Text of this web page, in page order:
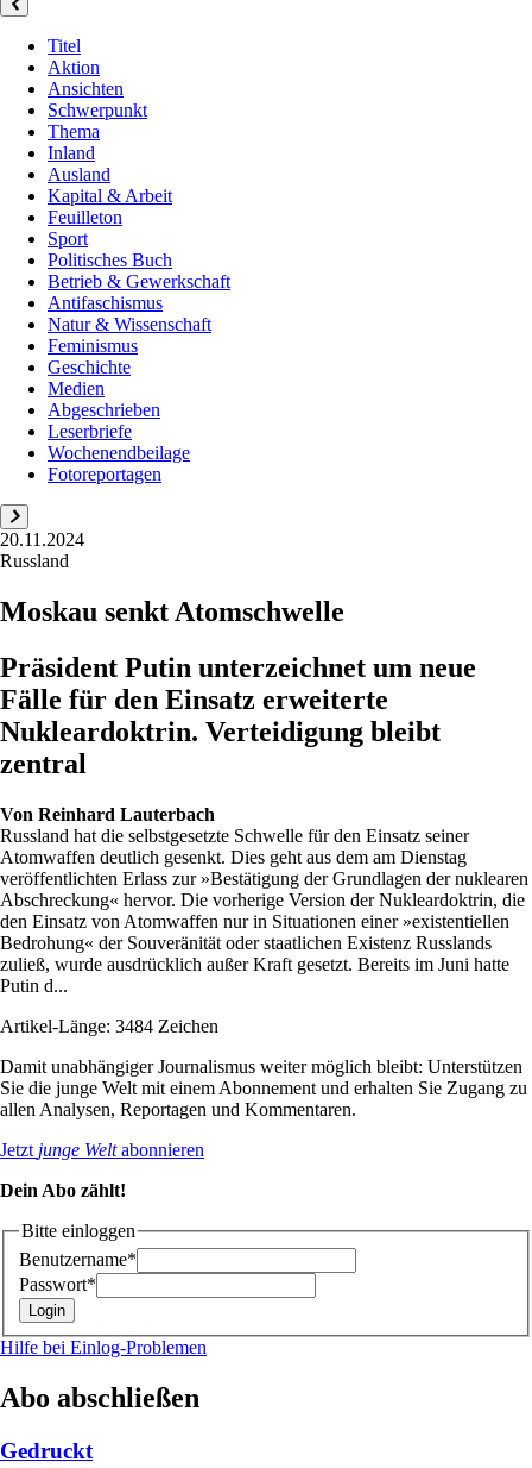
Titel
Aktion
Ansichten
Schwerpunkt
Thema
Inland
Ausland
Kapital & Arbeit
Feuilleton
Sport
Politisches Buch
Betrieb & Gewerkschaft
Antifaschismus
Natur & Wissenschaft
Feminismus
Geschichte
Medien
Abgeschrieben
Leserbriefe
Wochenendbeilage
Fotoreportagen
20.11.2024
Russland
Moskau senkt Atomschwelle
Präsident Putin unterzeichnet um neue
Fälle für den Einsatz erweiterte
Nukleardoktrin. Verteidigung bleibt
zentral
Von Reinhard Lauterbach
Russland hat die selbstgesetzte Schwelle für den Einsatz seiner
Atomwaffen deutlich gesenkt. Dies geht aus dem am Dienstag
veröffentlichten Erlass zur »Bestätigung der Grundlagen der nuklearen
Abschreckung« hervor. Die vorherige Version der Nukleardoktrin, die
den Einsatz von Atomwaffen nur in Situationen einer »existentiellen
Bedrohung« der Souveränität oder staatlichen Existenz Russlands
zuließ, wurde ausdrücklich außer Kraft gesetzt. Bereits im Juni hatte
Putin d...
Artikel-Länge: 3484 Zeichen
Damit unabhängiger Journalismus weiter möglich bleibt: Unterstützen
Sie die junge Welt mit einem Abonnement und erhalten Sie Zugang zu
allen Analysen, Reportagen und Kommentaren.
Jetzt junge Weltabonnieren
Dein Abo zählt!
Bitte einloggen
Benutzername*
Passwort*
Hilfe bei Einlog-Problemen
Abo abschließen
Gedruckt